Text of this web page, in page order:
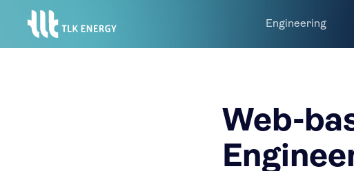
Engineering
Web-